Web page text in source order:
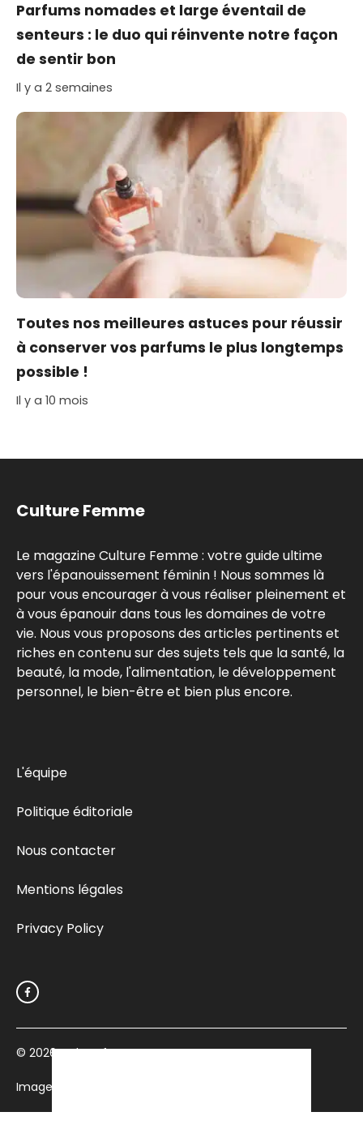
Parfums nomades et large éventail de
senteurs : le duo qui réinvente notre façon
de sentir bon
Il y a 2 semaines
Toutes nos meilleures astuces pour réussir
à conserver vos parfums le plus longtemps
possible !
Il y a 10 mois
Culture Femme
Le magazine Culture Femme : votre guide ultime
vers l'épanouissement féminin ! Nous sommes là
pour vous encourager à vous réaliser pleinement et
à vous épanouir dans tous les domaines de votre
vie. Nous vous proposons des articles pertinents et
riches en contenu sur des sujets tels que la santé, la
beauté, la mode, l'alimentation, le développement
personnel, le bien-être et bien plus encore.
L'équipe
Politique éditoriale
Nous contacter
Mentions légales
Privacy Policy
© 2026Culturefemme.com
Images par Depositphotos